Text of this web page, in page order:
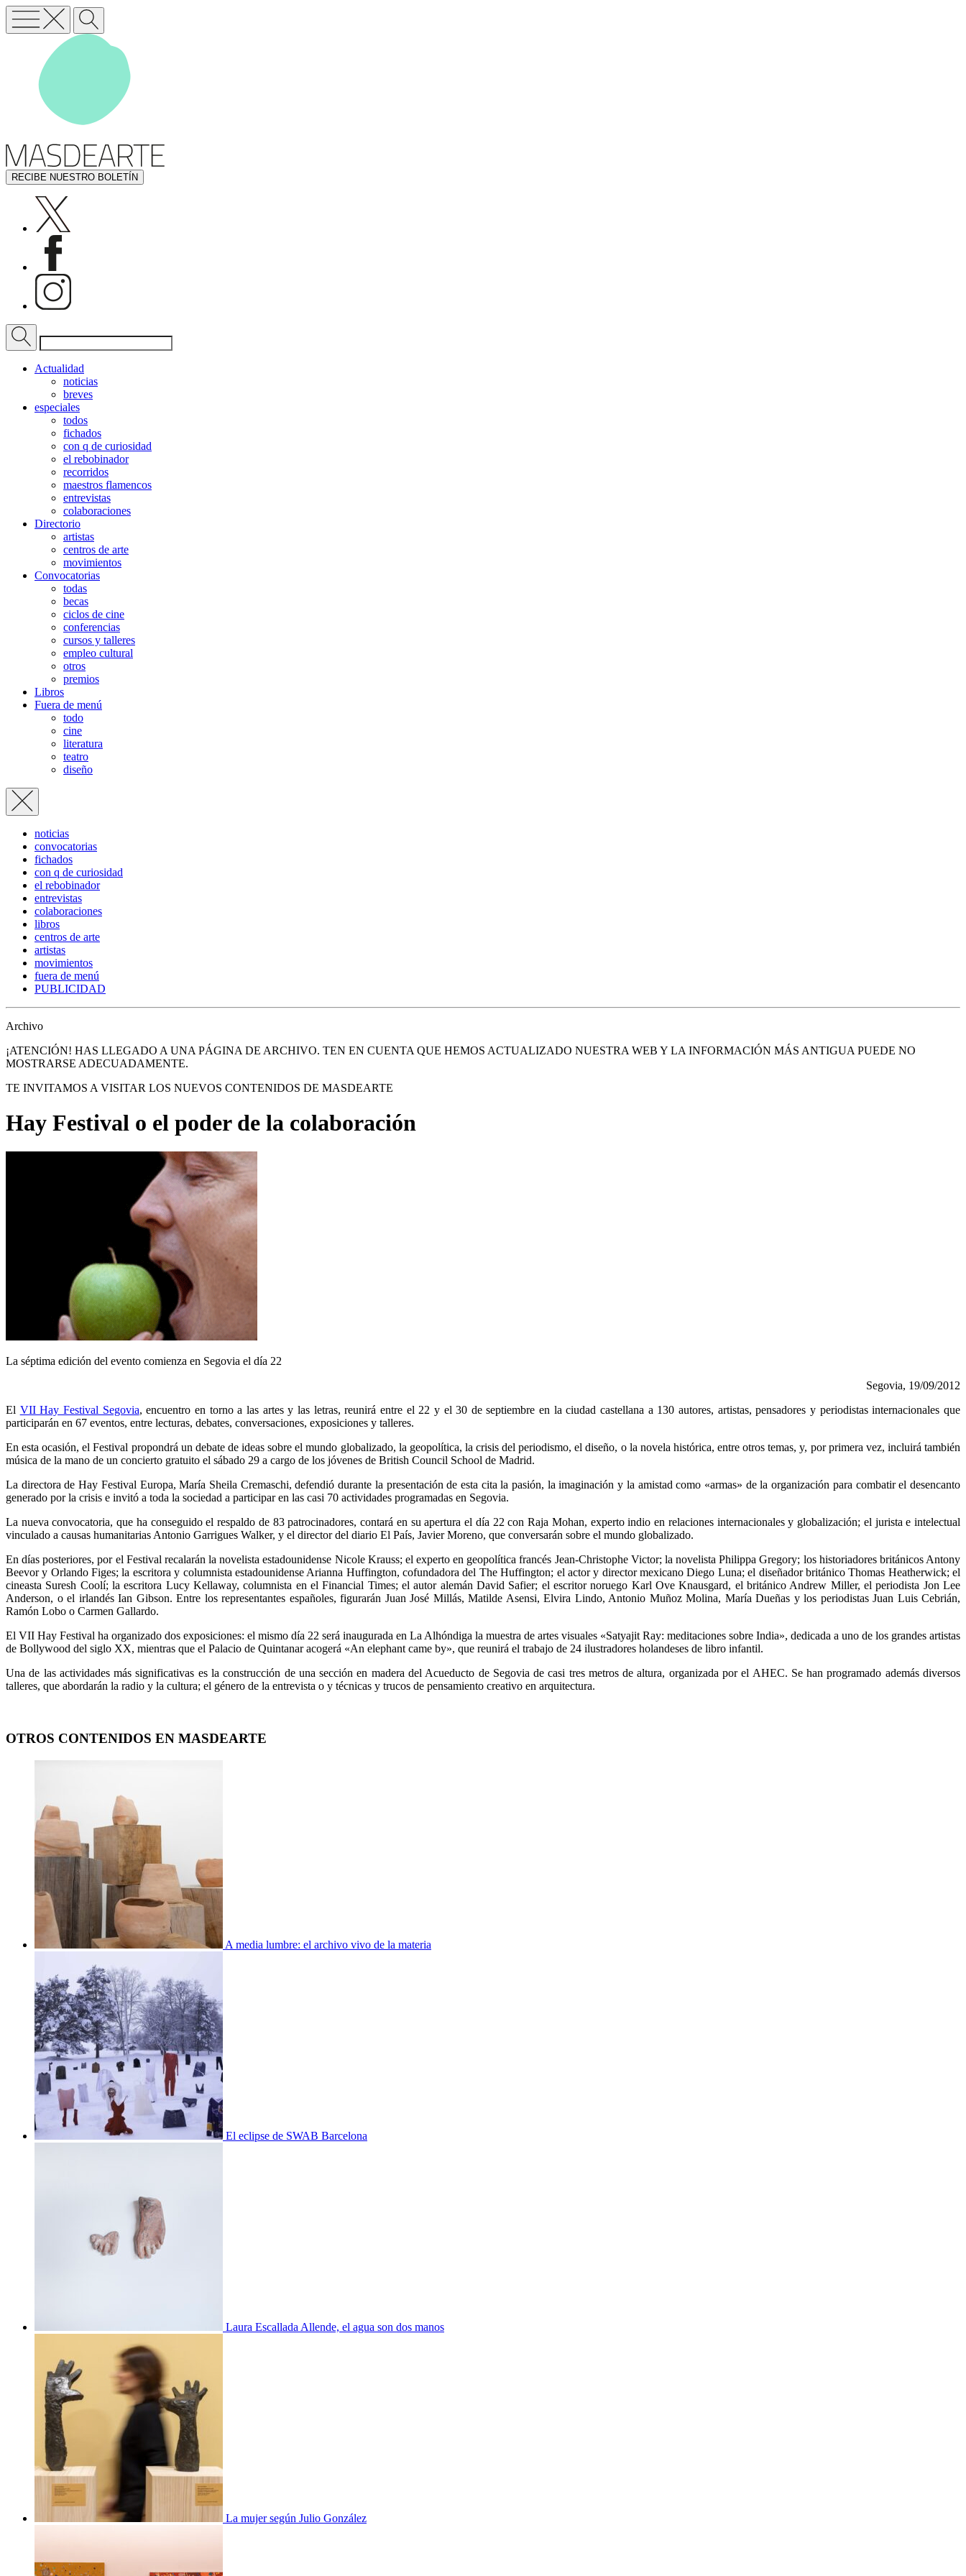
RECIBE NUESTRO BOLETÍN
Actualidad
noticias
breves
especiales
todos
fichados
con q de curiosidad
el rebobinador
recorridos
maestros flamencos
entrevistas
colaboraciones
Directorio
artistas
centros de arte
movimientos
Convocatorias
todas
becas
ciclos de cine
conferencias
cursos y talleres
empleo cultural
otros
premios
Libros
Fuera de menú
todo
cine
literatura
teatro
diseño
noticias
convocatorias
fichados
con q de curiosidad
el rebobinador
entrevistas
colaboraciones
libros
centros de arte
artistas
movimientos
fuera de menú
PUBLICIDAD
Archivo
¡ATENCIÓN! HAS LLEGADO A UNA PÁGINA DE ARCHIVO. TEN EN CUENTA QUE HEMOS ACTUALIZADO NUESTRA WEB Y LA INFORMACIÓN MÁS ANTIGUA PUEDE NO
MOSTRARSE ADECUADAMENTE.
TE INVITAMOS A VISITAR LOS NUEVOS CONTENIDOS DE MASDEARTE
Hay Festival o el poder de la colaboración
La séptima edición del evento comienza en Segovia el día 22
Segovia, 19/09/2012
El VII Hay Festival Segovia, encuentro en torno a las artes y las letras, reunirá entre el 22 y el 30 de septiembre en la ciudad castellana a 130 autores, artistas, pensadores y periodistas internacionales que
participarán en 67 eventos, entre lecturas, debates, conversaciones, exposiciones y talleres.
En esta ocasión, el Festival propondrá un debate de ideas sobre el mundo globalizado, la geopolítica, la crisis del periodismo, el diseño, o la novela histórica, entre otros temas, y, por primera vez, incluirá también
música de la mano de un concierto gratuito el sábado 29 a cargo de los jóvenes de British Council School de Madrid.
La directora de Hay Festival Europa, María Sheila Cremaschi, defendió durante la presentación de esta cita la pasión, la imaginación y la amistad como «armas» de la organización para combatir el desencanto
generado por la crisis e invitó a toda la sociedad a participar en las casi 70 actividades programadas en Segovia.
La nueva convocatoria, que ha conseguido el respaldo de 83 patrocinadores, contará en su apertura el día 22 con Raja Mohan, experto indio en relaciones internacionales y globalización; el jurista e intelectual
vinculado a causas humanitarias Antonio Garrigues Walker, y el director del diario El País, Javier Moreno, que conversarán sobre el mundo globalizado.
En días posteriores, por el Festival recalarán la novelista estadounidense Nicole Krauss; el experto en geopolítica francés Jean-Christophe Victor; la novelista Philippa Gregory; los historiadores británicos Antony
Beevor y Orlando Figes; la escritora y columnista estadounidense Arianna Huffington, cofundadora del The Huffington; el actor y director mexicano Diego Luna; el diseñador británico Thomas Heatherwick; el
cineasta Suresh Coolí; la escritora Lucy Kellaway, columnista en el Financial Times; el autor alemán David Safier; el escritor noruego Karl Ove Knausgard, el británico Andrew Miller, el periodista Jon Lee
Anderson, o el irlandés Ian Gibson. Entre los representantes españoles, figurarán Juan José Millás, Matilde Asensi, Elvira Lindo, Antonio Muñoz Molina, María Dueñas y los periodistas Juan Luis Cebrián,
Ramón Lobo o Carmen Gallardo.
El VII Hay Festival ha organizado dos exposiciones: el mismo día 22 será inaugurada en La Alhóndiga la muestra de artes visuales «Satyajit Ray: meditaciones sobre India», dedicada a uno de los grandes artistas
de Bollywood del siglo XX, mientras que el Palacio de Quintanar acogerá «An elephant came by», que reunirá el trabajo de 24 ilustradores holandeses de libro infantil.
Una de las actividades más significativas es la construcción de una sección en madera del Acueducto de Segovia de casi tres metros de altura, organizada por el AHEC. Se han programado además diversos
talleres, que abordarán la radio y la cultura; el género de la entrevista o y técnicas y trucos de pensamiento creativo en arquitectura.
OTROS CONTENIDOS EN MASDEARTE
A media lumbre: el archivo vivo de la materia
El eclipse de SWAB Barcelona
Laura Escallada Allende, el agua son dos manos
La mujer según Julio González